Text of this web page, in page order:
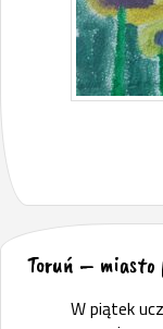
Toruń – miasto
W piątek